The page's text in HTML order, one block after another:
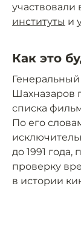
участвовали
институты и
Как это
Шахназаров
списка
По его
до 1991
проверку
в истории